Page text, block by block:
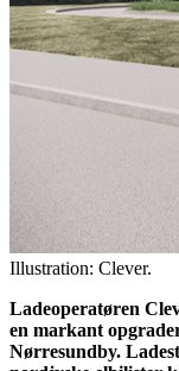
Illustration: Clever.
Ladeoperatøren
en markant
Nørresundby.